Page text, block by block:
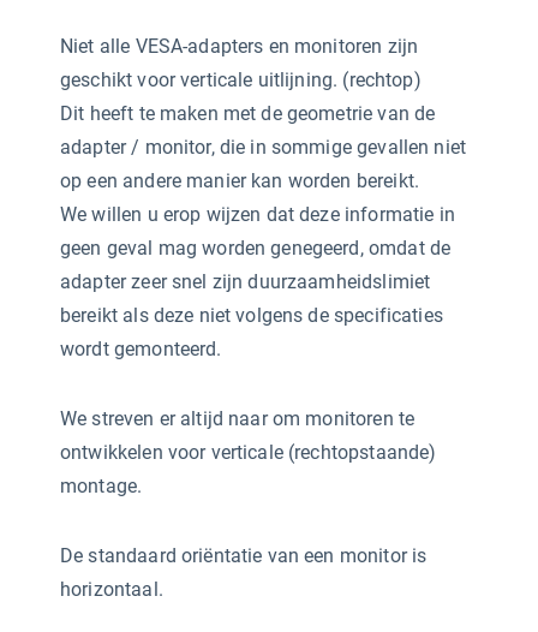
Niet alle VESA-adapters en monitoren zijn
geschikt voor verticale uitlijning. (rechtop)
Dit heeft te maken met de geometrie van de
adapter / monitor, die in sommige gevallen niet
op een andere manier kan worden bereikt.
We willen u erop wijzen dat deze informatie in
geen geval mag worden genegeerd, omdat de
adapter zeer snel zijn duurzaamheidslimiet
bereikt als deze niet volgens de specificaties
wordt gemonteerd.
We streven er altijd naar om monitoren te
ontwikkelen voor verticale (rechtopstaande)
montage.
De standaard oriëntatie van een monitor is
horizontaal.